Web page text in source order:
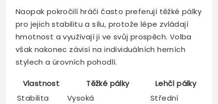
Naopak pokročilí hráči často preferují těžké pálky
pro jejich stabilitu a sílu, protože lépe zvládají
hmotnost a využívají ji ve svůj prospěch. Volba
však nakonec závisí na individuálních herních
stylech a úrovních pohodlí.
Vlastnost Těžké pálky
Lehčí pálky
Stabilita
Vysoká
Střední